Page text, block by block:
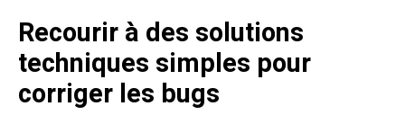
Recourir à des solutions
techniques simples pour
corriger les bugs